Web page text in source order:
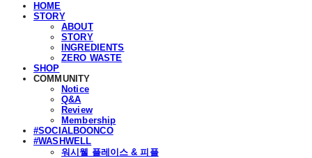
HOME
STORY
ABOUT
STORY
INGREDIENTS
ZERO WASTE
SHOP
COMMUNITY
Notice
Q&A
Review
Membership
#SOCIALBOONCO
#WASHWELL
워시웰 플레이스 & 피플